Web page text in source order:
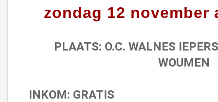
zondag 12 november
PLAATS: O.C. WALNES
WOUMEN
INKOM: GRATIS